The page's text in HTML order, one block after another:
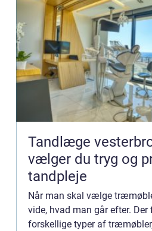
Tandlæge vesterbro
vælger du tryg og
tandpleje
Når man skal vælge
vide, hvad man går efter.
forskellige typer af